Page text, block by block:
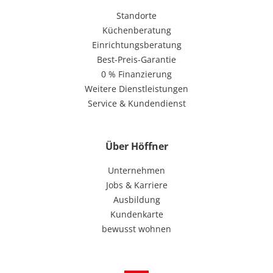
Standorte
Küchenberatung
Einrichtungsberatung
Best-Preis-Garantie
0 % Finanzierung
Weitere Dienstleistungen
Service & Kundendienst
Über Höffner
Unternehmen
Jobs & Karriere
Ausbildung
Kundenkarte
bewusst wohnen